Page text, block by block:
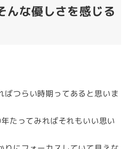
んな優しさを感じる
ばつらい時期ってあると思いま
たってみればそれもいい思い